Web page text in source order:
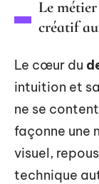
Le
créatif
Le cœur du
intuition et
ne se
façonne une
visuel,
technique